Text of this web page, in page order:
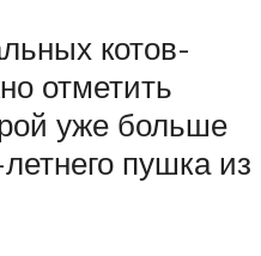
котов-
отметить
уже больше
пушка из